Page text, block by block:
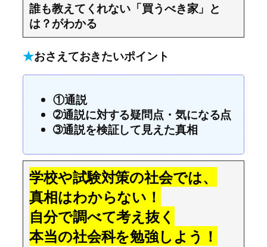
誰も教えてくれない「買うべき家」と
は？がわかる
★おさえておきたいポイント
①通説
➁通説に対する疑問点・気になる点
➂通説を検証して見えた真相
学校や試験対策の社会では、
真相はわからない！
自分で調べて考え抜く
本当の社会科を勉強しよう！